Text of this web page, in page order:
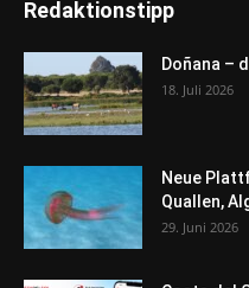
Redaktionstipp
Doñana –
18. Juli 2026
Neue
Quallen,
29. Juni 2026